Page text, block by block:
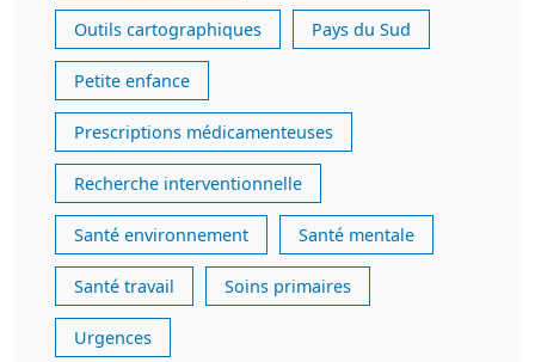
Outils cartographiques Pays du Sud
Petite enfance
Prescriptions médicamenteuses
Recherche interventionnelle
Santé environnement Santé mentale
Santé travail Soins primaires
Urgences